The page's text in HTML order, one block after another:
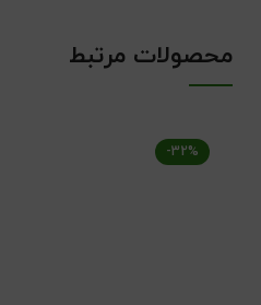
محصولات مرتبط
-32%